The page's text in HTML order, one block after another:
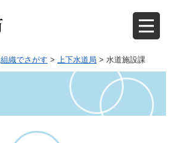
組織でさがす > 上下水道局 > 水道施設課